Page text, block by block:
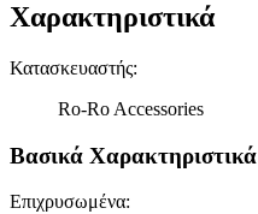
Χαρακτηριστικά
Κατασκευαστής:
Ro-Ro Accessories
Βασικά Χαρακτηριστικά
Επιχρυσωμένα: